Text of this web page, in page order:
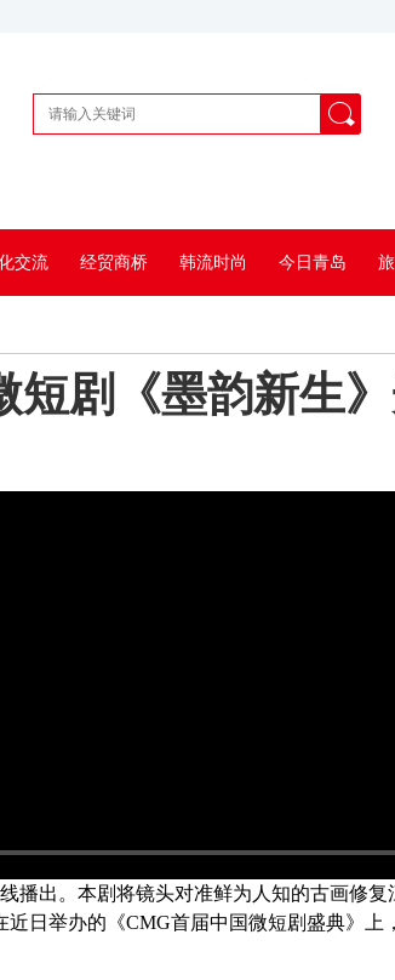
交流 经贸商桥 韩流时尚 今日青岛
短剧《墨韵新生
播出。本剧将镜头对准鲜为人知的古画修
日举办的《CMG首届中国微短剧盛典》